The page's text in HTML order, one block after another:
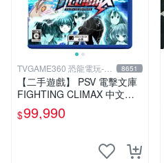
TVGAME360 恐龍電玩-台
中店
8651
【二手遊戲】 PSV 電擊文庫
FIGHTING CLIMAX 中文版
【台中恐龍電玩】
$99,990